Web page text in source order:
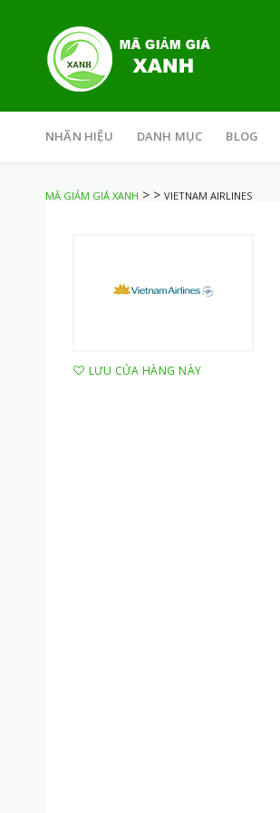
to
NHÃN HIỆU DANH MỤC BLOG
MÃ GIẢM GIÁ XANH > > VIETNAM AIRLINES
LƯU CỬA HÀNG NÀY